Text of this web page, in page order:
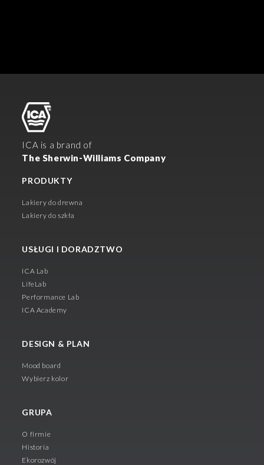
ICA is a brand of
The Sherwin-Williams Company
PRODUKTY
Lakiery do drewna
Lakiery do szkła
USŁUGI I DORADZTWO
ICA Lab
LifeLab
Performance Lab
ICA Academy
DESIGN & PLAN
Mood board
Wybierz kolor
GRUPA
O firmie
Historia
Ekorozwój